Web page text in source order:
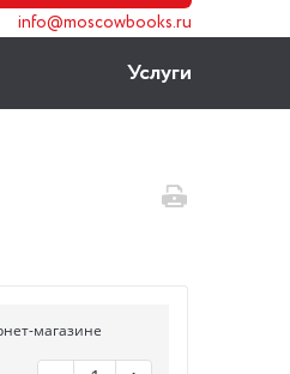
info@moscowbooks.ru
Услуги
магазине